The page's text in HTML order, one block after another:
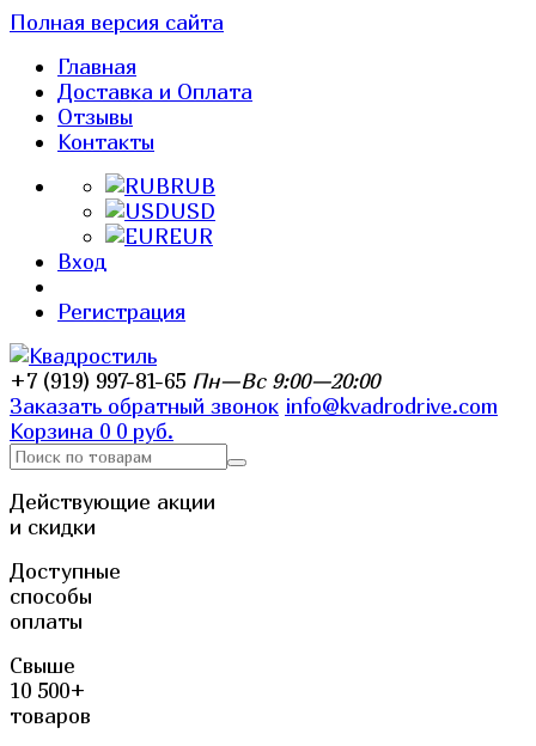
Полная версия сайта
Главная
Доставка и Оплата
Отзывы
Контакты
RUB
USD
EUR
Вход
Регистрация
+7 (919) 997-81-65 Пн—Вс 9:00—20:00
Заказать обратный звонок info@kvadrodrive.com
Корзина 0 0 руб.
Действующие акции
и скидки
Доступные
способы
оплаты
Свыше
10 500+
товаров